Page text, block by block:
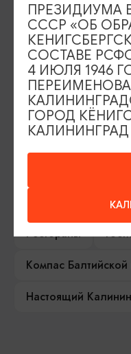
ИЩИТЕ ТАКЖЕ
Серебряное
Туры и экскурсии
Сувениры
Гиды и
Рестораны
Компас Балтийской
Настоящий
ПРЕЗИДИУМА
СССР «ОБ
СОСТАВЕ
4 ИЮЛЯ 1946
ГОРОД
КАЛИНИНГРАД